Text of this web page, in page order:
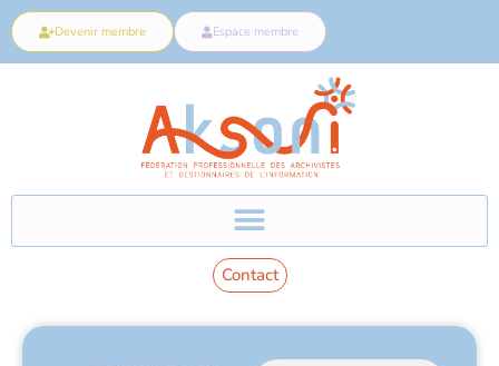
Devenir membre Espace membre
Contact